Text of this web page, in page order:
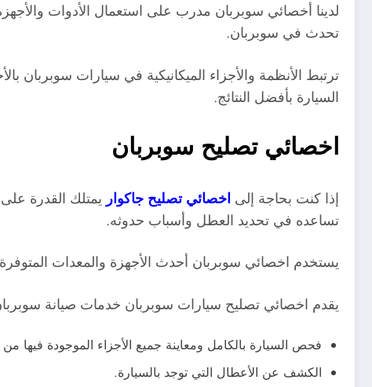
لدينا أخصائي سوبربان مدرب على استعمال الأدوات
تحدث في سوبربان.
ترتبط الأنظمة والأجزاء الميكانيكية في سيارات سوبربان
السيارة بأفضل النتائج.
اخصائي تصليح سوبربان
إذا كنت بحاجة إلى اخصائي تصليح جاكوار يمتلك القدرة
تساعده في تحديد العطل وأسباب حدوثه.
يستخدم اخصائي سوبربان أحدث الأجهزة والمعدات
يقدم اخصائي تصليح سيارات سوبربان خدمات صيانة
فحص السيارة بالكامل ومعاينة جميع الأجزاء الموجودة فيها من
الكشف عن الأعطال التي توجد بالسيارة.